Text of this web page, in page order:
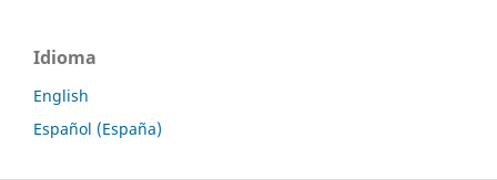
Idioma
English
Español (España)